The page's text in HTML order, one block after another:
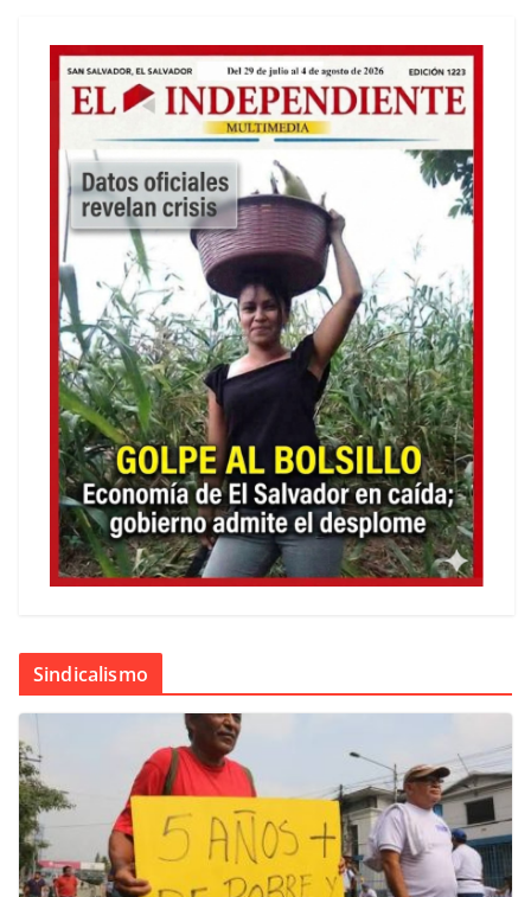
Sindicalismo